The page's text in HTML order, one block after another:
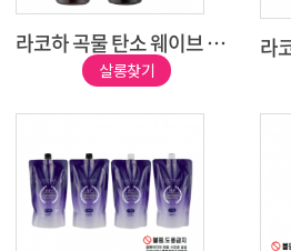
라코하 곡물 탄소 웨이브 펌 [300ml]
살롱찾기